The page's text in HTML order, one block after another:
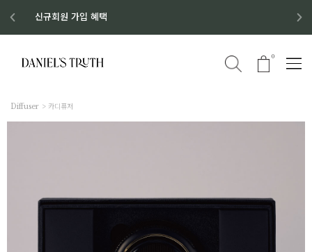
디스커버리 세트 No.1 출시
8월 이벤트 혜택
8월 증정품
신규회원 가입 혜택
0
Diffuser 카디퓨저